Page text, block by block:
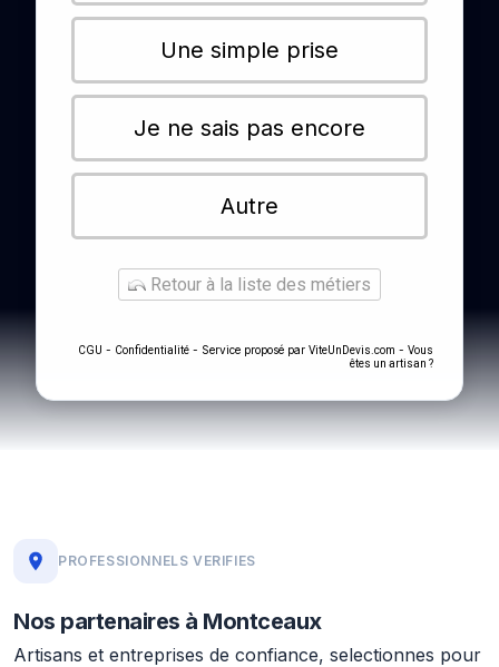
Une simple prise
Je ne sais pas encore
Autre
Retour à la liste des métiers
CGU - Confidentialité - Service proposé par ViteUnDevis.com - Vous
êtes un artisan ?
PROFESSIONNELS VERIFIES
Nos partenaires à Montceaux
Artisans et entreprises de confiance, selectionnes pour